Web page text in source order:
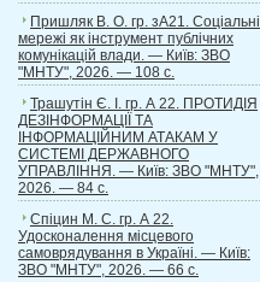
Пришляк В. О. гр. зА21. Соціальні
мережі як інструмент публічних
комунікацій влади. — Київ: ЗВО
"МНТУ", 2026. — 108 с.
Трашутін Є. І. гр. А 22. ПРОТИДІЯ
ДЕЗІНФОРМАЦІЇ ТА
ІНФОРМАЦІЙНИМ АТАКАМ У
СИСТЕМІ ДЕРЖАВНОГО
УПРАВЛІННЯ. — Київ: ЗВО "МНТУ",
2026. — 84 с.
Спіцин М. С. гр. А 22.
Удосконалення місцевого
самоврядування в Україні. — Київ:
ЗВО "МНТУ", 2026. — 66 с.